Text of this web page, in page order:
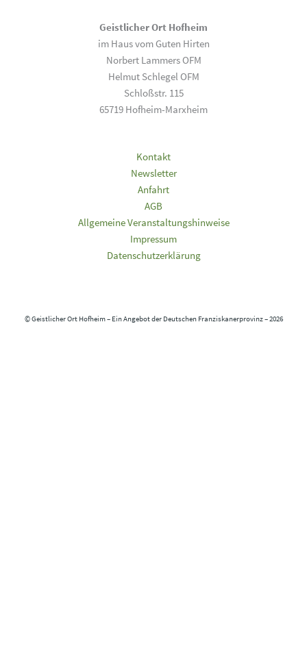
Geistlicher Ort Hofheim
im Haus vom Guten Hirten
Norbert Lammers OFM
Helmut Schlegel OFM
Schloßstr. 115
65719 Hofheim-Marxheim
Kontakt
Newsletter
Anfahrt
AGB
Allgemeine Veranstaltungshinweise
Impressum
Datenschutzerklärung
© Geistlicher Ort Hofheim – Ein Angebot der Deutschen Franziskanerprovinz – 2026